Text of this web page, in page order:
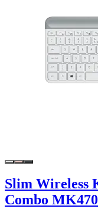
Slim Wireless
Combo MK470